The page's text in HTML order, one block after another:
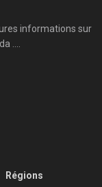
informations sur
....
Régions